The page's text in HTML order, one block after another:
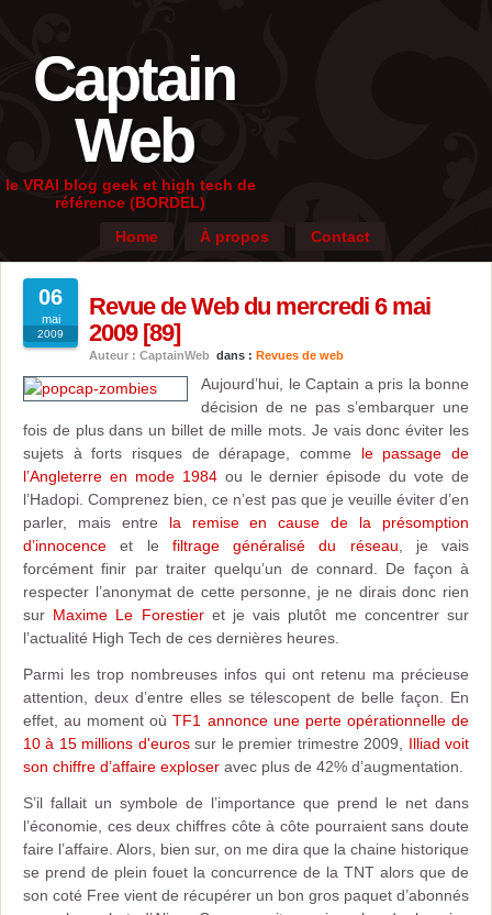
Captain
Web
le VRAI blog geek et high tech de
référence (BORDEL)
Home
À propos Contact
06
mai
2009
Revue de Web du mercredi 6 mai
2009 [89]
Auteur : CaptainWeb dans : Revues de web
Aujourd’hui, le Captain a pris la bonne
décision de ne pas s’embarquer une
fois de plus dans un billet de mille mots. Je vais donc éviter les
sujets à forts risques de dérapage, comme le passage de
l’Angleterre en mode 1984ou le dernier épisode du vote de
l’Hadopi. Comprenez bien, ce n’est pas que je veuille éviter d’en
parler, mais entre la remise en cause de la présomption
d’innocence et le filtrage généralisé du réseau , je vais
forcément finir par traiter quelqu’un de connard. De façon à
respecter l’anonymat de cette personne, je ne dirais donc rien
sur Maxime Le Forestieret je vais plutôt me concentrer sur
l’actualité High Tech de ces dernières heures.
Parmi les trop nombreuses infos qui ont retenu ma précieuse
attention, deux d’entre elles se télescopent de belle façon. En
effet, au moment oùTF1 annonce une perte opérationnelle de
10 à 15 millions d'eurossur le premier trimestre 2009, Illiad voit
son chiffre d’affaire exploser avec plus de 42% d’augmentation.
S’il fallait un symbole de l’importance que prend le net dans
l’économie, ces deux chiffres côte à côte pourraient sans doute
faire l’affaire. Alors, bien sur, on me dira que la chaine historique
se prend de plein fouet la concurrence de la TNT alors que de
son coté Free vient de récupérer un bon gros paquet d’abonnés